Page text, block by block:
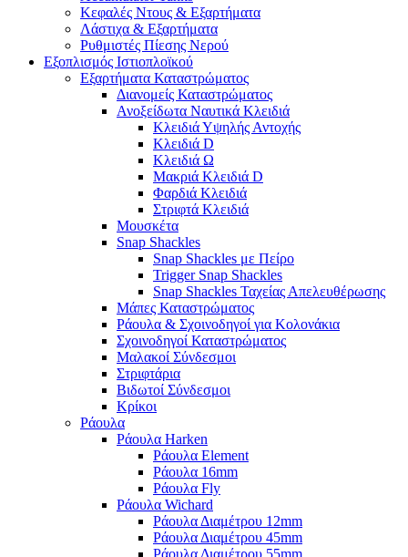
Κεφαλές Ντους & Εξαρτήματα
Λάστιχα & Εξαρτήματα
Ρυθμιστές Πίεσης Νερού
Εξοπλισμός Ιστιοπλοϊκού
Εξαρτήματα Καταστρώματος
Διανομείς Καταστρώματος
Ανοξείδωτα Ναυτικά Κλειδιά
Κλειδιά Υψηλής Αντοχής
Κλειδιά D
Κλειδιά Ω
Μακριά Κλειδιά D
Φαρδιά Κλειδιά
Στριφτά Κλειδιά
Μουσκέτα
Snap Shackles
Snap Shackles με Πείρο
Trigger Snap Shackles
Snap Shackles Ταχείας Απελευθέρωσης
Μάπες Καταστρώματος
Ράουλα & Σχοινοδηγοί για Κολονάκια
Σχοινοδηγοί Καταστρώματος
Μαλακοί Σύνδεσμοι
Στριφτάρια
Βιδωτοί Σύνδεσμοι
Κρίκοι
Ράουλα
Ράουλα Harken
Ράουλα Element
Ράουλα 16mm
Ράουλα Fly
Ράουλα Wichard
Ράουλα Διαμέτρου 12mm
Ράουλα Διαμέτρου 45mm
Ράουλα Διαμέτρου 55mm